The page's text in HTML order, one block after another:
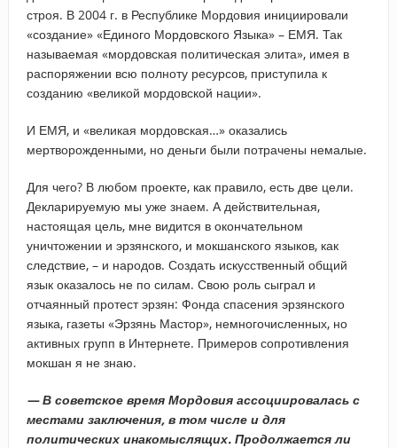
строя. В 2004 г. в Республике Мордовия инициировали
«создание» «Единого Мордовского Языка» – ЕМЯ. Так
называемая «мордовская политическая элита», имея в
распоряжении всю полноту ресурсов, приступила к
созданию «великой мордовской нации».
И ЕМЯ, и «великая мордовская…» оказались
мертворожденными, но деньги были потрачены немалые.
Для чего? В любом проекте, как правило, есть две цели.
Декларируемую мы уже знаем. А действительная,
настоящая цель, мне видится в окончательном
уничтожении и эрзянского, и мокшанского языков, как
следствие, – и народов. Создать искусственный общий
язык оказалось не по силам. Свою роль сыграл и
отчаянный протест эрзян: Фонда спасения эрзянского
языка, газеты «Эрзянь Мастор», немногочисленных, но
активных групп в Интернете. Примеров сопротивления
мокшан я не знаю.
— В советское время Мордовия ассоциировалась с
местами заключения, в том числе и для
политических инакомыслящих. Продолжается ли